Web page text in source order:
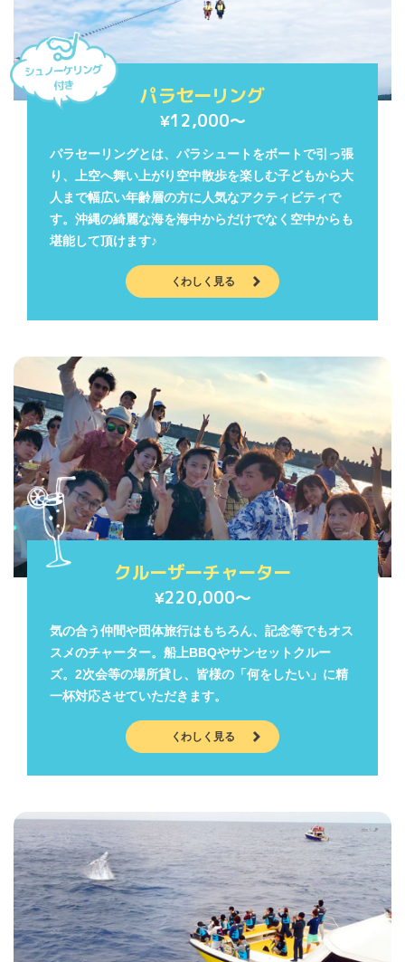
パラセーリング
¥12,000〜
パラセーリングとは、パラシュートをボートで引っ張
り、上空へ舞い上がり空中散歩を楽しむ子どもから大
人まで幅広い年齢層の方に人気なアクティビティで
す。沖縄の綺麗な海を海中からだけでなく空中からも
堪能して頂けます♪
くわしく見る
クルーザーチャーター
¥220,000〜
気の合う仲間や団体旅行はもちろん、記念等でもオス
スメのチャーター。船上BBQやサンセットクルー
ズ。2次会等の場所貸し、皆様の「何をしたい」に精
一杯対応させていただきます。
くわしく見る